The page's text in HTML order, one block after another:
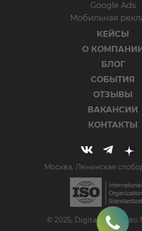
Google Ads
Мобильная
КЕЙСЫ
О
БЛОГ
СОБЫТИЯ
ОТЗЫВЫ
ВАКАНСИИ
КОНТАКТЫ
Москва, Ленинская
© 2025, Digital-агентство